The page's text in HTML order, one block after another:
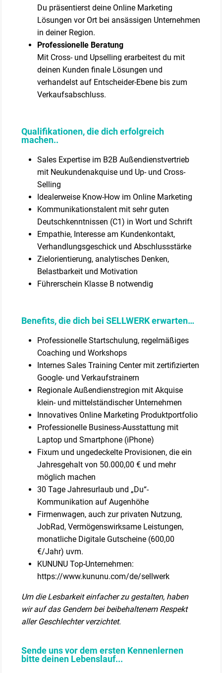
Du präsentierst deine Online Marketing
Lösungen vor Ort bei ansässigen Unternehmen
in deiner Region.
Professionelle Beratung
Mit Cross- und Upselling erarbeitest du mit
deinen Kunden finale Lösungen und
verhandelst auf Entscheider-Ebene bis zum
Verkaufsabschluss.
Qualifikationen, die dich erfolgreich
machen..
Sales Expertise im B2B Außendienstvertrieb
mit Neukundenakquise und Up- und Cross-
Selling
Idealerweise Know-How im Online Marketing
Kommunikationstalent mit sehr guten
Deutschkenntnissen (C1) in Wort und Schrift
Empathie, Interesse am Kundenkontakt,
Verhandlungsgeschick und Abschlussstärke
Zielorientierung, analytisches Denken,
Belastbarkeit und Motivation
Führerschein Klasse B notwendig
Benefits, die dich bei SELLWERK erwarten…
Professionelle Startschulung, regelmäßiges
Coaching und Workshops
Internes Sales Training Center mit zertifizierten
Google- und Verkaufstrainern
Regionale Außendienstregion mit Akquise
klein- und mittelständischer Unternehmen
Innovatives Online Marketing Produktportfolio
Professionelle Business-Ausstattung mit
Laptop und Smartphone (iPhone)
Fixum und ungedeckelte Provisionen, die ein
Jahresgehalt von 50.000,00 € und mehr
möglich machen
30 Tage Jahresurlaub und „Du“-
Kommunikation auf Augenhöhe
Firmenwagen, auch zur privaten Nutzung,
JobRad, Vermögenswirksame Leistungen,
monatliche Digitale Gutscheine (600,00
€/Jahr) uvm.
KUNUNU Top-Unternehmen:
https://www.kununu.com/de/sellwerk
Um die Lesbarkeit einfacher zu gestalten, haben
wir auf das Gendern bei beibehaltenem Respekt
aller Geschlechter verzichtet.
Sende uns vor dem ersten Kennenlernen
bitte deinen Lebenslauf...